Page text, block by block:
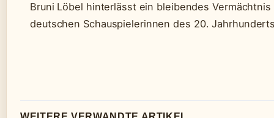
Bruni Löbel hinterlässt ein bleibendes
deutschen Schauspielerinnen des 20.